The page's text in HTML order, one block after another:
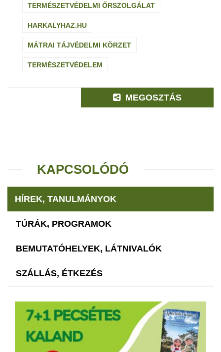
TERMÉSZETVÉDELMI ŐRSZOLGÁLAT
HARKALYHAZ.HU
MÁTRAI TÁJVÉDELMI KÖRZET
TERMÉSZETVÉDELEM
MEGOSZTÁS
KAPCSOLÓDÓ
HÍREK, TANULMÁNYOK
TÚRÁK, PROGRAMOK
BEMUTATÓHELYEK, LÁTNIVALÓK
SZÁLLÁS, ÉTKEZÉS